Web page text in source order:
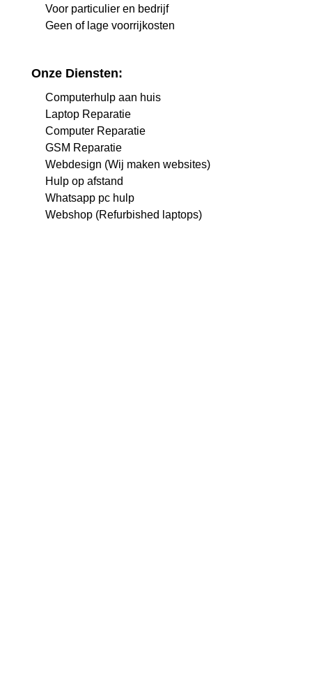
Voor particulier en bedrijf
Geen of lage voorrijkosten
Onze Diensten:
Computerhulp aan huis
Laptop Reparatie
Computer Reparatie
GSM Reparatie
Webdesign (Wij maken websites)
Hulp op afstand
Whatsapp pc hulp
Webshop (Refurbished laptops)